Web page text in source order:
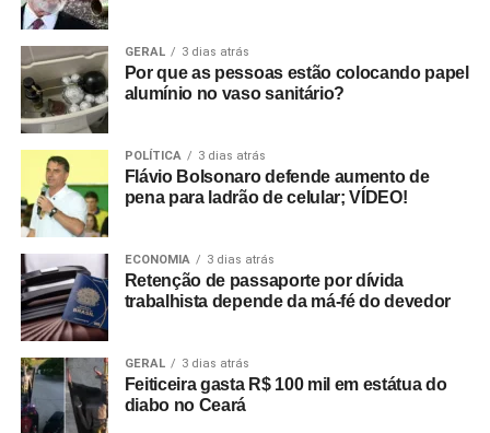
GERAL 3 dias atrás
Por que as pessoas estão colocando papel
alumínio no vaso sanitário?
POLÍTICA 3 dias atrás
Flávio Bolsonaro defende aumento de
pena para ladrão de celular; VÍDEO!
ECONOMIA 3 dias atrás
Retenção de passaporte por dívida
trabalhista depende da má-fé do devedor
GERAL 3 dias atrás
Feiticeira gasta R$ 100 mil em estátua do
diabo no Ceará